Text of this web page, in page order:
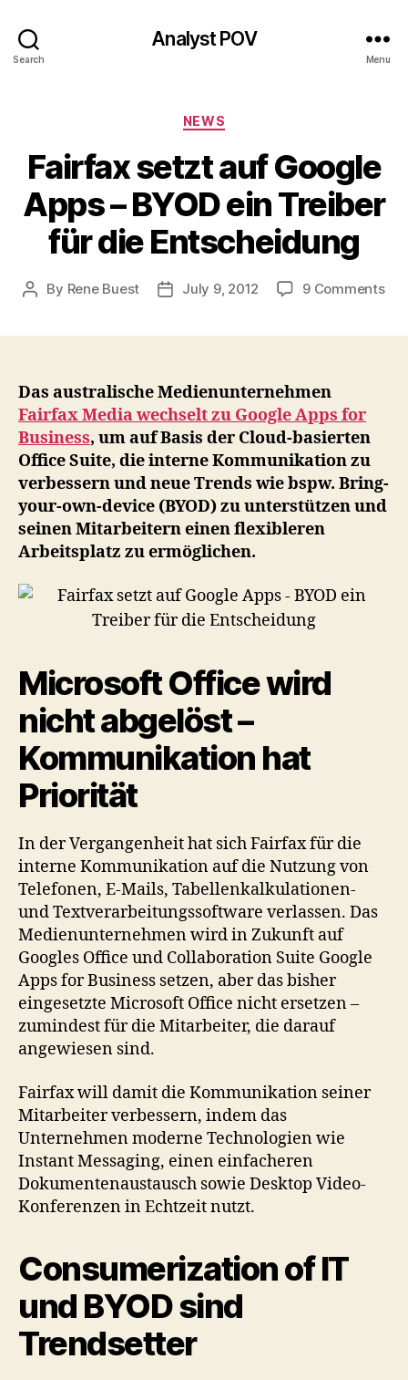
Search
Analyst POV
Menu
Categories
NEWS
Fairfax setzt auf Google
Apps – BYOD ein Treiber
für die Entscheidung
Post
By Rene Buest
PostJuly 9, 2012 9 Commentson
für
die
Das australische Medienunternehmen
Fairfax Media wechselt zu Google Apps for
Business, um auf Basis der Cloud-basierten
Office Suite, die interne Kommunikation zu
verbessern und neue Trends wie bspw. Bring-
your-own-device (BYOD) zu unterstützen und
seinen Mitarbeitern einen flexibleren
Arbeitsplatz zu ermöglichen.
Microsoft Office wird
nicht abgelöst –
Kommunikation hat
Priorität
In der Vergangenheit hat sich Fairfax für die
interne Kommunikation auf die Nutzung von
Telefonen, E-Mails, Tabellenkalkulationen-
und Textverarbeitungssoftware verlassen. Das
Medienunternehmen wird in Zukunft auf
Googles Office und Collaboration Suite Google
Apps for Business setzen, aber das bisher
eingesetzte Microsoft Office nicht ersetzen –
zumindest für die Mitarbeiter, die darauf
angewiesen sind.
Fairfax will damit die Kommunikation seiner
Mitarbeiter verbessern, indem das
Unternehmen moderne Technologien wie
Instant Messaging, einen einfacheren
Dokumentenaustausch sowie Desktop Video-
Konferenzen in Echtzeit nutzt.
Consumerization of IT
und BYOD sind
Trendsetter